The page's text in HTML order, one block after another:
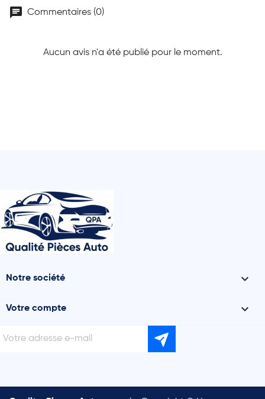
chat Commentaires (0)
Aucun avis n'a été publié pour le moment.
Notre société 
Votre compte 